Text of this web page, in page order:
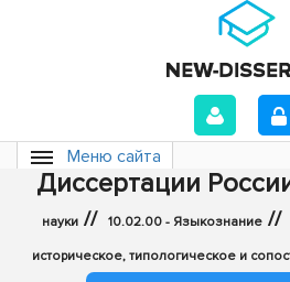
Меню сайта
Диссертации
науки // 10.02.00 - Языкознание //
историческое, типологическое и